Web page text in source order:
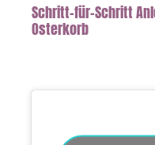
Schritt-für-Schritt
Osterkorb